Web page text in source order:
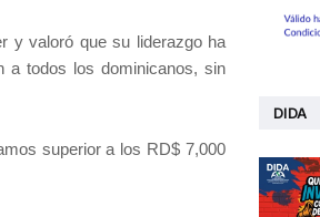
y valoró que su liderazgo ha
a todos los dominicanos, sin
superior a los RD$ 7,000
DIDA